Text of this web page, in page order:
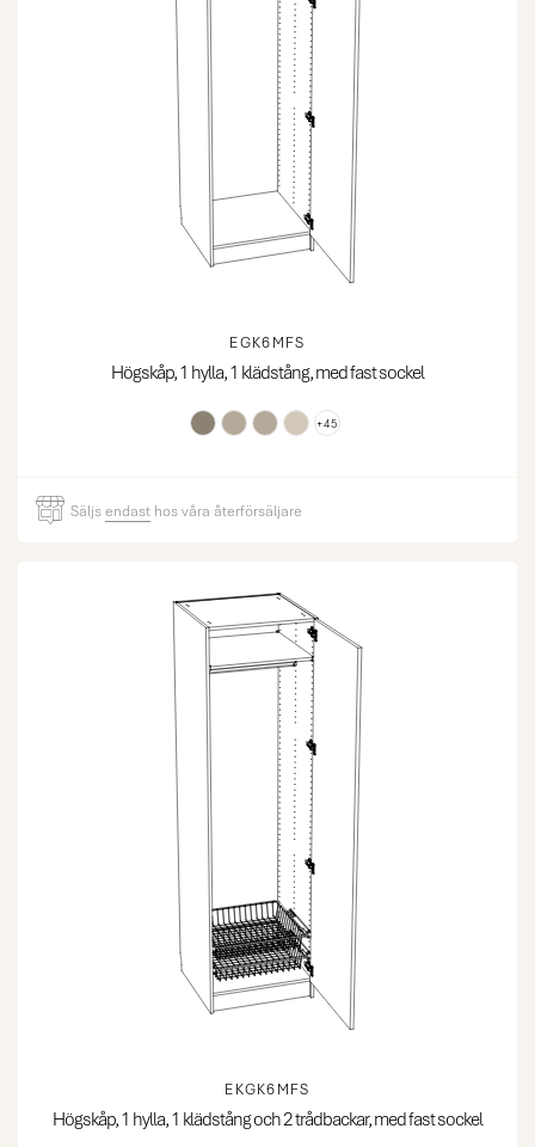
EGK6MFS
Högskåp, 1 hylla, 1 klädstång, med fast sockel
+45
Säljsendast hos våra återförsäljare
EKGK6MFS
Högskåp, 1 hylla, 1 klädstång och 2 trådbackar, med fast sockel